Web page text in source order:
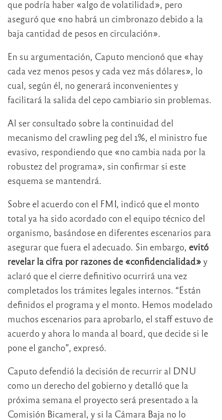
que podría haber «algo de volatilidad», pero
aseguró que «no habrá un cimbronazo debido a la
baja cantidad de pesos en circulación».
En su argumentación, Caputo mencionó que «hay
cada vez menos pesos y cada vez más dólares», lo
cual, según él, no generará inconvenientes y
facilitará la salida del cepo cambiario sin problemas.
Al ser consultado sobre la continuidad del
mecanismo del crawling peg del 1%, el ministro fue
evasivo, respondiendo que «no cambia nada por la
robustez del programa», sin confirmar si este
esquema se mantendrá.
Sobre el acuerdo con el FMI, indicó que el monto
total ya ha sido acordado con el equipo técnico del
organismo, basándose en diferentes escenarios para
asegurar que fuera el adecuado. Sin embargo, evitó
revelar la cifra por razones de «confidencialidad»y
aclaró que el cierre definitivo ocurrirá una vez
completados los trámites legales internos. “Están
definidos el programa y el monto. Hemos modelado
muchos escenarios para aprobarlo, el staff estuvo de
acuerdo y ahora lo manda al board, que decide si le
pone el gancho”, expresó.
Caputo defendió la decisión de recurrir al DNU
como un derecho del gobierno y detalló que la
próxima semana el proyecto será presentado a la
Comisión Bicameral, y si la Cámara Baja no lo